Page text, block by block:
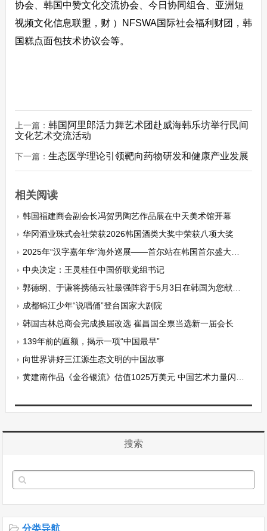
协会、韩国中赞文化交流协会、今日协同组合、亚洲短
视频文化信息联盟，财 ）NFSWA国际社会福利财团，韩
国糕点面包技术协议会等。
上一篇： 韩国阿里郎活力舞艺术团赴威海韩乐坊举行民间
文化艺术交流活动
下一篇： 生态医学理论引领靶向药物研发和健康产业发展
相关阅读
韩国福建商会副会长冯贺男陶艺作品展在中天美术馆开幕
华冈酒业珠式会社荣获2026韩国酒类大奖中荣获八项大奖
2025年“汉字嘉年华”海外巡展——首尔站在韩国首尔盛大开幕
中央决定：王灵桂任中国侨联党组书记
郭德纲、于谦将携德云社最强阵容于5月3日在韩国为您献上一场前所未有的欢笑盛宴！
成都锦江少年“说唱俑”登台国家大剧院
韩国吉林总商会完成换届改选 崔昌国全票当选新一届会长
139年前的匾额，揭示一项“中国最早”
向世界讲好三江源生态文明的中国故事
黄建南作品《金谷银流》估值1025万美元 中国艺术力量闪耀国际舞台
搜索
分类导航